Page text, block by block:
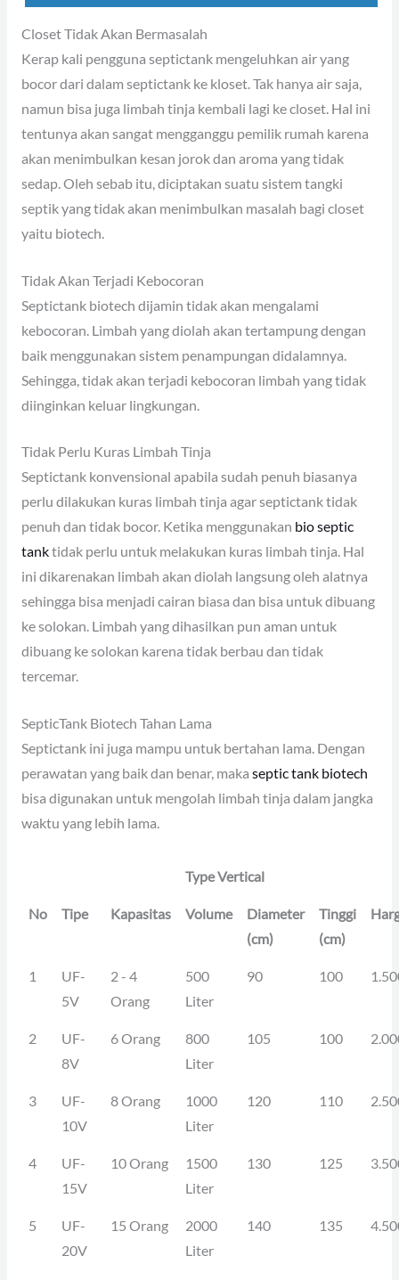
Closet Tidak Akan Bermasalah
Kerap kali pengguna septictank mengeluhkan air yang
bocor dari dalam septictank ke kloset. Tak hanya air saja,
namun bisa juga limbah tinja kembali lagi ke closet. Hal ini
tentunya akan sangat mengganggu pemilik rumah karena
akan menimbulkan kesan jorok dan aroma yang tidak
sedap. Oleh sebab itu, diciptakan suatu sistem tangki
septik yang tidak akan menimbulkan masalah bagi closet
yaitu biotech.
Tidak Akan Terjadi Kebocoran
Septictank biotech dijamin tidak akan mengalami
kebocoran. Limbah yang diolah akan tertampung dengan
baik menggunakan sistem penampungan didalamnya.
Sehingga, tidak akan terjadi kebocoran limbah yang tidak
diinginkan keluar lingkungan.
Tidak Perlu Kuras Limbah Tinja
Septictank konvensional apabila sudah penuh biasanya
perlu dilakukan kuras limbah tinja agar septictank tidak
penuh dan tidak bocor. Ketika menggunakan bio septic
tanktidak perlu untuk melakukan kuras limbah tinja. Hal
ini dikarenakan limbah akan diolah langsung oleh alatnya
sehingga bisa menjadi cairan biasa dan bisa untuk dibuang
ke solokan. Limbah yang dihasilkan pun aman untuk
dibuang ke solokan karena tidak berbau dan tidak
tercemar.
SepticTank Biotech Tahan Lama
Septictank ini juga mampu untuk bertahan lama. Dengan
perawatan yang baik dan benar, maka septic tank biotech
bisa digunakan untuk mengolah limbah tinja dalam jangka
waktu yang lebih lama.
Type Vertical
No Tipe Kapasitas Volume
Diameter
(cm)
Tinggi
(cm)
1
UF-
5V
2 - 4
Orang
500
Liter
90 100
2
UF-
8V
6 Orang
800
Liter
105 100
3
UF-
10V
8 Orang
1000
Liter
120 110
4
UF-
15V
10 Orang
1500
Liter
130 125
5
UF-
20V
15 Orang
2000
Liter
140 135